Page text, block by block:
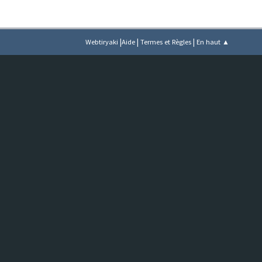
Webtiryaki |Aide |Termes et Règles |En haut ▲